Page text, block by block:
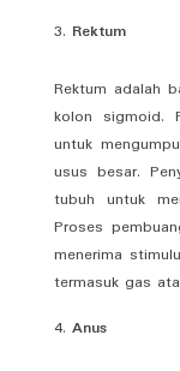
Rektum
Rektum adalah
kolon sigmoid.
untuk
usus besar.
tubuh untuk
Proses
menerima
termasuk gas
Anus